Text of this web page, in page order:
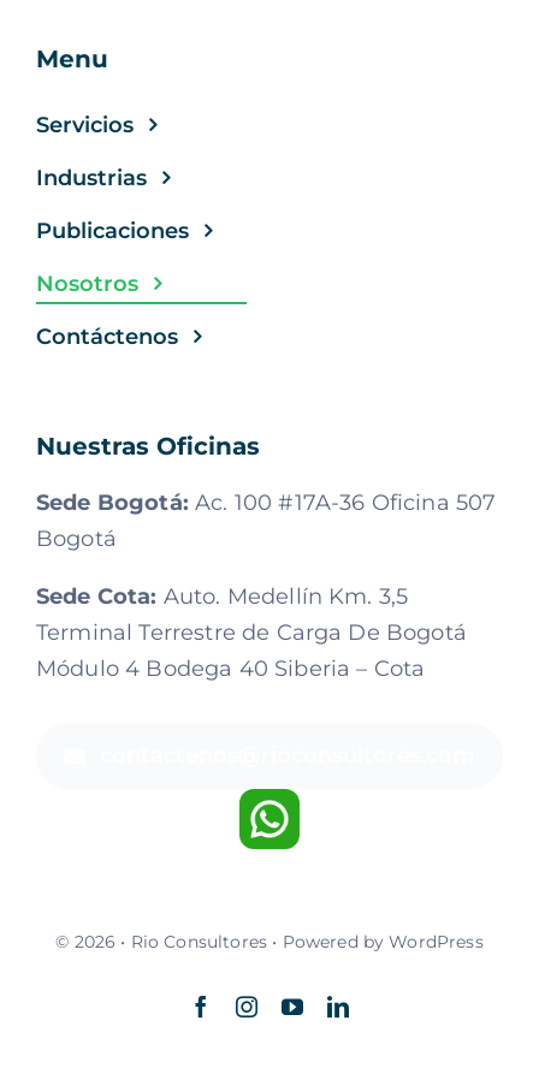
Menu
Servicios
Industrias
Publicaciones
Nosotros
Contáctenos
Nuestras Oficinas
Sede Bogotá: Ac. 100 #17A-36 Oficina 507
Bogotá
Sede Cota: Auto. Medellín Km. 3,5
Terminal Terrestre de Carga De Bogotá
Módulo 4 Bodega 40 Siberia – Cota
© 2026 • Rio Consultores • Powered by WordPress